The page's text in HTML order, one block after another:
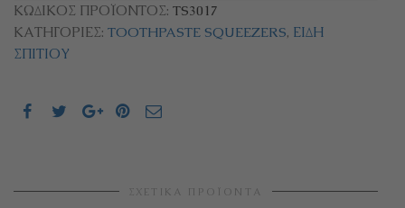
ΚΩΔΙΚΌΣ ΠΡΟΪΌΝΤΟΣ: TS3017
ΚΑΤΗΓΟΡΊΕΣ: TOOTHPASTE SQUEEZERS, ΕΊΔΗ
ΣΠΙΤΙΟΎ
ΣΧΕΤΙΚΆ ΠΡΟΪΌΝΤΑ